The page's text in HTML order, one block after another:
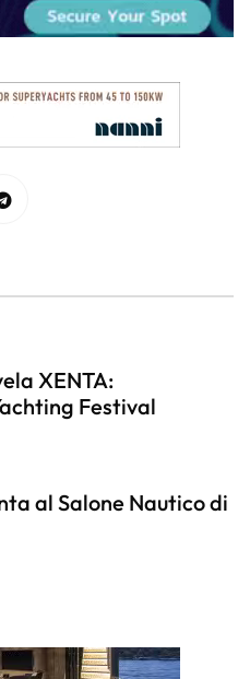
XENTA:
Festival
al Salone Nautico di